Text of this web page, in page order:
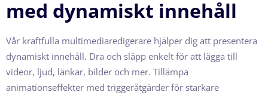
med dynamiskt innehåll
Vår kraftfulla multimediaredigerare hjälper dig att presentera
dynamiskt innehåll. Dra och släpp enkelt för att lägga till
videor, ljud, länkar, bilder och mer. Tillämpa
animationseffekter med triggeråtgärder för starkare